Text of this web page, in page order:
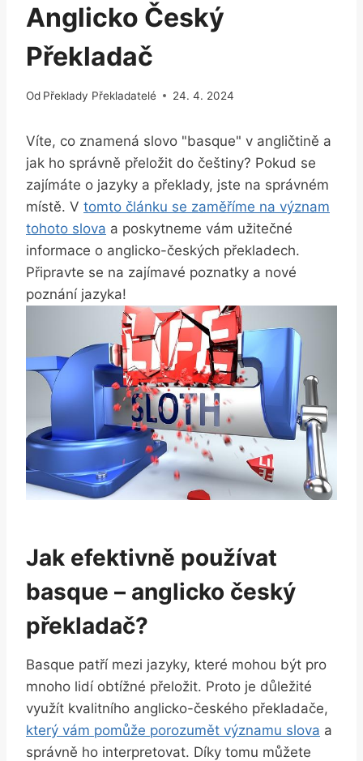
Anglicko Český
Překladač
Od Překlady Překladatelé 24. 4. 2024
Víte, co znamená slovo "basque" v angličtině a
jak ho správně přeložit do češtiny? Pokud se
zajímáte o jazyky a překlady, jste na správném
místě. V tomto článku se zaměříme na význam
tohoto slova a poskytneme vám užitečné
informace o anglicko-českých překladech.
Připravte se na zajímavé poznatky a nové
poznání jazyka!
Jak efektivně používat
basque – anglicko český
překladač?
Basque patří mezi jazyky, které mohou být pro
mnoho lidí obtížné přeložit. Proto je důležité
využít kvalitního anglicko-českého překladače,
který vám pomůže porozumět významu slova a
správně ho interpretovat. Díky tomu můžete